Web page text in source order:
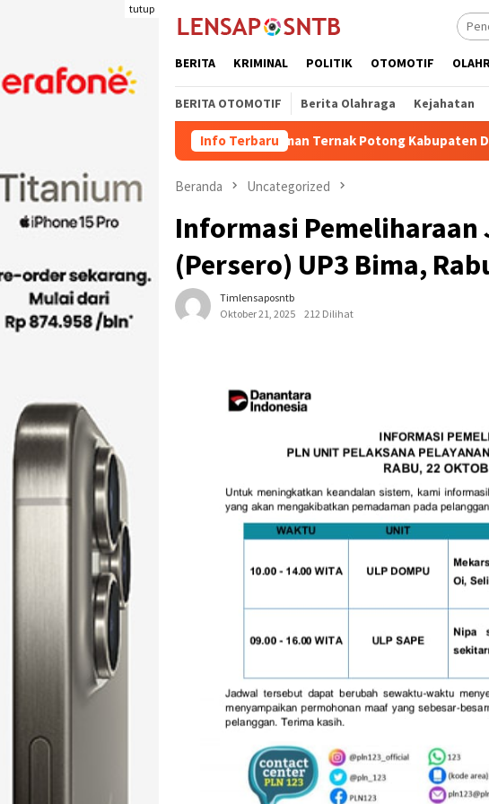
tutup
BERITA KRIMINAL POLITIK OTOMOTIF
BERITA OTOMOTIF Berita Olahraga Kejahatan
Info Terbaru
Kuota Pengiriman Ternak Potong Kabupaten Dompu Naik
Beranda Uncategorized
Informasi Pemeliharaan
(Persero) UP3 Bima,
Timlensaposntb
Oktober 21, 2025
212 Dilihat